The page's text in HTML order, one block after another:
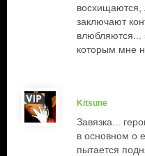
восхищаются,
заключают
влюбляются...
которым мне
Kitsune
Завязка...
в основном о
пытается